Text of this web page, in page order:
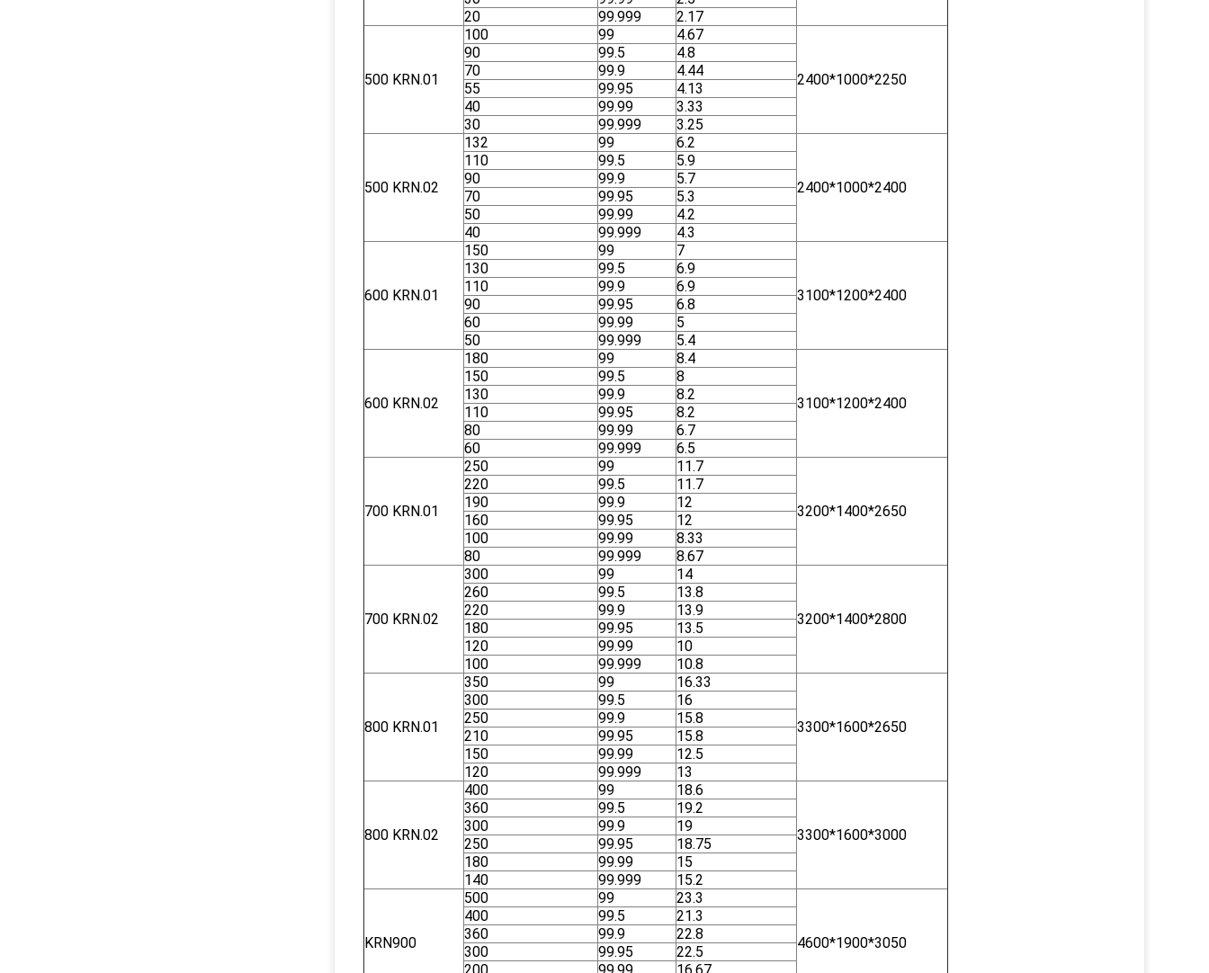
20
99.999 2.17
500 KRN.01
100 99 4.67
2400*1000*2250
90 99.5
4.8
70
99.9
4.44
55
99.95
4.13
40
99.99
3.33
30
99.999 3.25
500 KRN.02
132 99 6.2
2400*1000*2400
110 99.5
5.9
90
99.9
5.7
70
99.95
5.3
50
99.99
4.2
40
99.999 4.3
600 KRN.01
150 99 7
3100*1200*2400
130 99.5
6.9
110
99.9
6.9
90
99.95
6.8
60
99.99
5
50
99.999 5.4
600 KRN.02
180 99 8.4
3100*1200*2400
150 99.5
8
130
99.9
8.2
110
99.95
8.2
80
99.99
6.7
60
99.999 6.5
700 KRN.01
250 99 11.7
3200*1400*2650
220 99.5
11.7
190
99.9
12
160
99.95
12
100
99.99
8.33
80
99.999 8.67
700 KRN.02
300 99 14
3200*1400*2800
260 99.5
13.8
220
99.9
13.9
180
99.95
13.5
120
99.99
10
100
99.999 10.8
800 KRN.01
350 99 16.33
3300*1600*2650
300 99.5
16
250
99.9
15.8
210
99.95
15.8
150
99.99
12.5
120
99.999 13
800 KRN.02
400 99 18.6
3300*1600*3000
360 99.5
19.2
300
99.9
19
250
99.95
18.75
180
99.99
15
140
99.999 15.2
KRN900
500 99 23.3
4600*1900*3050
400 99.5
21.3
360
99.9
22.8
300
99.95
22.5